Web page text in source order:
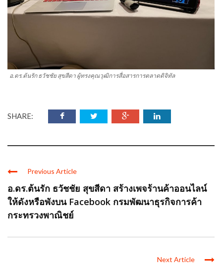
อ.ดร.ต้นรัก ธวัชชัย สุขสีดา ผู้ทรงคุณวุฒิการสื่อสารการตลาดดิจิทัล
SHARE:
Previous Article
อ.ดร.ต้นรัก ธวัชชัย สุขสีดา สร้างเพจร้านค้าออนไลน์
ให้ดังหรือพังบน Facebook กรมพัฒนาธุรกิจการค้า
กระทรวงพาณิชย์
Next Article